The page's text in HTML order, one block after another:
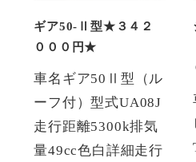
ギア50-Ⅱ型★３４２
０００円★
車名ギア50Ⅱ型（ル
ーフ付）型式UA08J
走行距離5300k排気
量49cc色白詳細走行